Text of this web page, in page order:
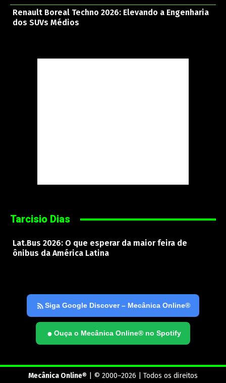
Renault Boreal Techno 2026: Elevando a Engenharia
dos SUVs Médios
Tarcisio Dias
Lat.Bus 2026: O que esperar da maior feira de
ônibus da América Latina
Siga Google Discover – Mecânica Online®
● Ouça o Mecânica Online® no Spotify
Mecânica Online® | © 2000–2026 | Todos os direitos